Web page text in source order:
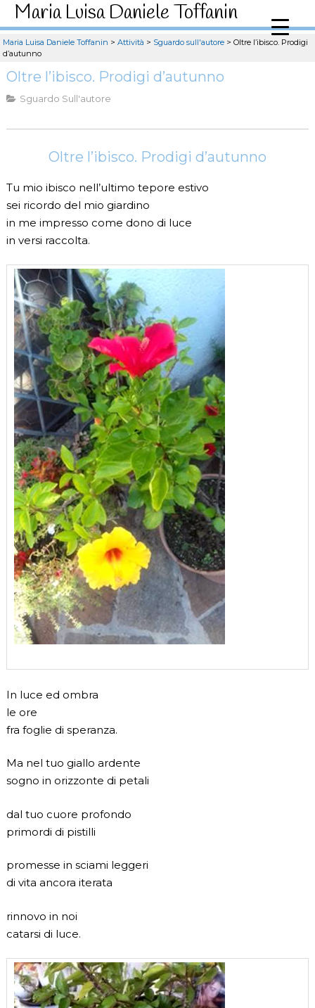
Maria Luisa Daniele Toffanin
Maria Luisa Daniele Toffanin > Attività > Sguardo sull'autore > Oltre l’ibisco. Prodigi
d’autunno
Oltre l’ibisco. Prodigi d’autunno
Sguardo Sull'autore
Oltre l’ibisco. Prodigi d’autunno
Tu mio ibisco nell’ultimo tepore estivo
sei ricordo del mio giardino
in me impresso come dono di luce
in versi raccolta.
In luce ed ombra
le ore
fra foglie di speranza.
Ma nel tuo giallo ardente
sogno in orizzonte di petali
dal tuo cuore profondo
primordi di pistilli
promesse in sciami leggeri
di vita ancora iterata
rinnovo in noi
catarsi di luce.